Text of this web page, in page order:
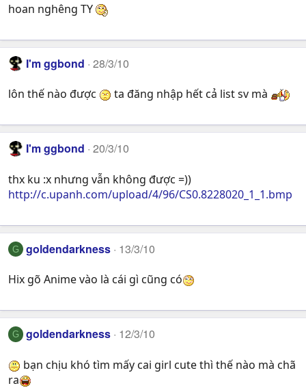
hoan nghêng TY
I'm ggbond 28/3/10
lôn thế nào được ta đăng nhập hết cả list sv mà
I'm ggbond 20/3/10
thx ku :x nhưng vẫn không được =))
http://c.upanh.com/upload/4/96/CS0.8228020_1_1.bmp
G goldendarkness 13/3/10
Hix gõ Anime vào là cái gì cũng có
G goldendarkness 12/3/10
bạn chịu khó tìm mấy cai girl cute thì thế nào mà chã
ra